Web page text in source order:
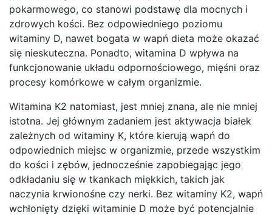
pokarmowego, co stanowi podstawę dla mocnych i
zdrowych kości. Bez odpowiedniego poziomu
witaminy D, nawet bogata w wapń dieta może okazać
się nieskuteczna. Ponadto, witamina D wpływa na
funkcjonowanie układu odpornościowego, mięśni oraz
procesy komórkowe w całym organizmie.
Witamina K2 natomiast, jest mniej znana, ale nie mniej
istotna. Jej głównym zadaniem jest aktywacja białek
zależnych od witaminy K, które kierują wapń do
odpowiednich miejsc w organizmie, przede wszystkim
do kości i zębów, jednocześnie zapobiegając jego
odkładaniu się w tkankach miękkich, takich jak
naczynia krwionośne czy nerki. Bez witaminy K2, wapń
wchłonięty dzięki witaminie D może być potencjalnie